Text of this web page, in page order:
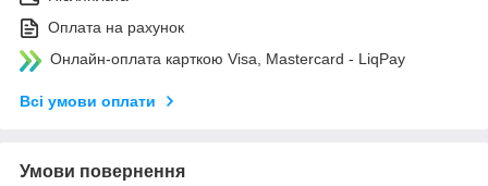
Оплата на рахунок
Онлайн-оплата карткою Visa, Mastercard - LiqPay
Всі умови оплати
Умови повернення